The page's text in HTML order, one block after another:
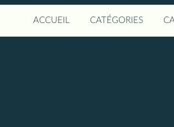
ACCUEIL CATÉGORIES